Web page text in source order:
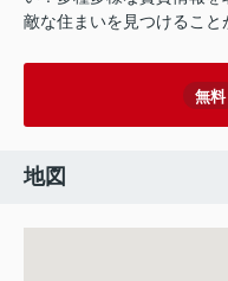
敵な住まいを見つけること
無料
地図